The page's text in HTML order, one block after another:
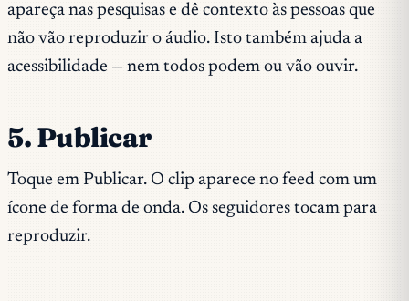
apareça nas pesquisas e dê contexto às pessoas que
não vão reproduzir o áudio. Isto também ajuda a
acessibilidade — nem todos podem ou vão ouvir.
5. Publicar
Toque em Publicar. O clip aparece no feed com um
ícone de forma de onda. Os seguidores tocam para
reproduzir.